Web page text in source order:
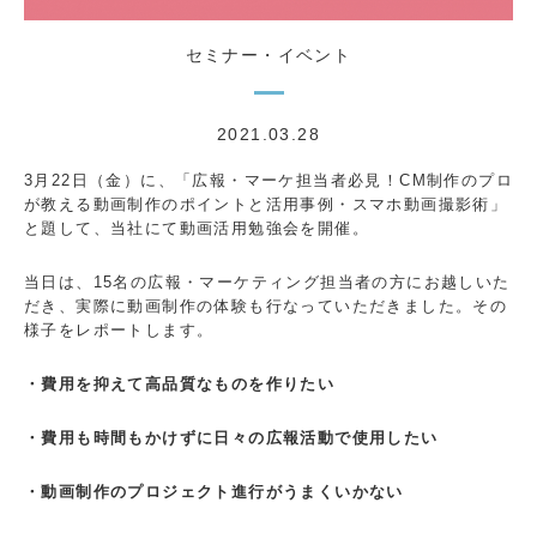
セミナー・イベント
2021.03.28
3月22日（金）に、「広報・マーケ担当者必見！CM制作のプロ
が教える動画制作のポイントと活用事例・スマホ動画撮影術」
と題して、当社にて動画活用勉強会を開催。
当日は、15名の広報・マーケティング担当者の方にお越しいた
だき、実際に動画制作の体験も行なっていただきました。その
様子をレポートします。
・費用を抑えて高品質なものを作りたい
・費用も時間もかけずに日々の広報活動で使用したい
・動画制作のプロジェクト進行がうまくいかない